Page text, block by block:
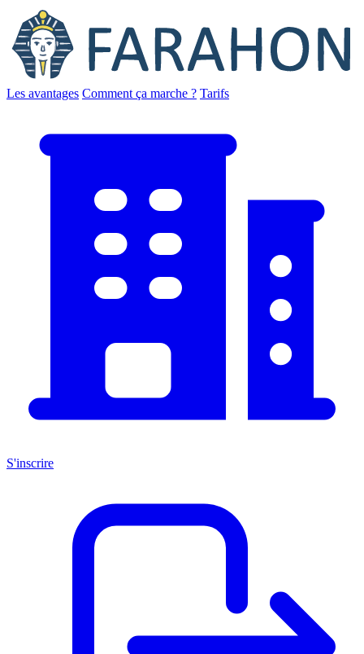
Les avantages Comment ça marche ? Tarifs
S'inscrire